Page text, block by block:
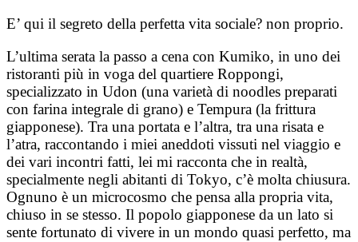
E’ qui il segreto della perfetta vita sociale? non proprio.
L’ultima serata la passo a cena con Kumiko, in uno dei
ristoranti più in voga del quartiere Roppongi,
specializzato in Udon (una varietà di noodles preparati
con farina integrale di grano) e Tempura (la frittura
giapponese). Tra una portata e l’altra, tra una risata e
l’atra, raccontando i miei aneddoti vissuti nel viaggio e
dei vari incontri fatti, lei mi racconta che in realtà,
specialmente negli abitanti di Tokyo, c’è molta chiusura.
Ognuno è un microcosmo che pensa alla propria vita,
chiuso in se stesso. Il popolo giapponese da un lato si
sente fortunato di vivere in un mondo quasi perfetto, ma